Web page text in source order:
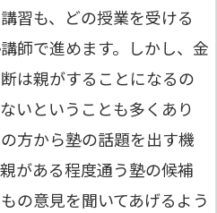
習も、どの授業を受ける
師で進めます。しかし、金
は親がすることになるの
いということも多くあり
方から塾の話題を出す機
がある程度通う塾の候補
の意見を聞いてあげるよう